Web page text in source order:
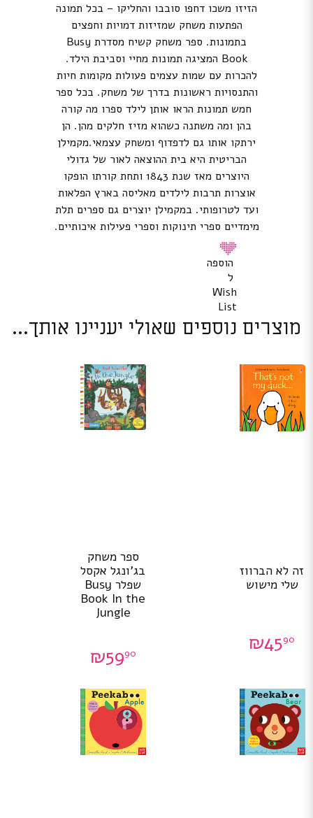
הזיזו משכו דחפו סובבו והחליקו – בכל תמונה
הפתעות משחק שמזיזות דמויות וחפצים
בתמונות. ספר משחק קשיח מסדרת Busy
Book המציגה תמונות מחיי וסביבת הילד.
להכרות עם שמות עצמים פעולות מקומות חיות
והתנסויות ראשונות בדרך של משחק. בכל ספר
חמש תמונות הראו אותן לילד ספרו מה קורה
בהן ומה משתנה כשהוא מזיז חלקים מהן. הן
ירתקו אותו גם לדפדוף ומשחק עצמאי.מקמילן
הבריטית היא בית ההוצאה לאור של גדולי
היוצרים מאז שנת 1843 ותחת קורתו הופקו
אוצרות תרבות לילדים מאליסה בארץ הפלאות
ועד לטרופותי. במקמילן יוצרים גם ספרים תלת
מימדיים ספרי תינוקות וספרי פעילות איכותיים.
הוספה
ל
Wish
List
מוצרים נוספים שאולי יעניינו אותך...
זה לא הברווז
שלי מישוש
₪4590
ספר משחק
בג’ונגל אקסל
שפלר Busy
Book In the
Jungle
₪5990